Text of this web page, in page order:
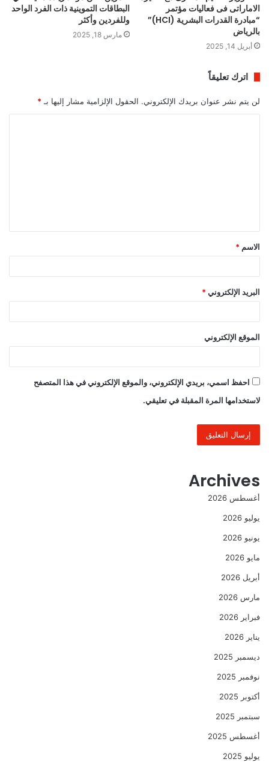
الاماراتى فى فعاليات مؤتمر
“مبادرة القدرات البشرية (HCI)”
بالرياض
أبريل 14, 2025
البطاقات التموينية ذات الفرد الواحد
وللفردين وأكثر
مارس 18, 2025
اترك تعليقاً
لن يتم نشر عنوان بريدك الإلكتروني. الحقول الإلزامية مشار إليها بـ *
ق
*
الاسم *
البريد الإلكتروني *
الموقع الإلكتروني
احفظ اسمي، بريدي الإلكتروني، والموقع الإلكتروني في هذا المتصفح
لاستخدامها المرة المقبلة في تعليقي.
Archives
أغسطس 2026
يوليو 2026
يونيو 2026
مايو 2026
أبريل 2026
مارس 2026
فبراير 2026
يناير 2026
ديسمبر 2025
نوفمبر 2025
أكتوبر 2025
سبتمبر 2025
أغسطس 2025
يوليو 2025